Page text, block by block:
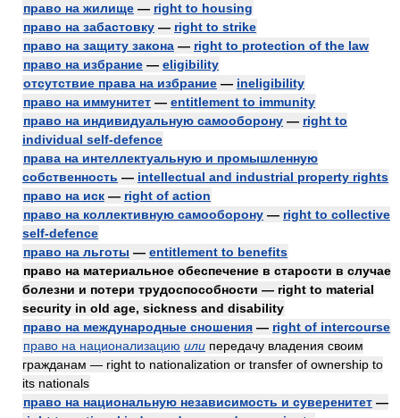
право на жилище — right to housing
право на забастовку — right to strike
право на защиту закона — right to protection of the law
право на избрание — eligibility
отсутствие права на избрание — ineligibility
право на иммунитет — entitlement to immunity
право на индивидуальную самооборону — right to
individual self-defence
права на интеллектуальную и промышленную
собственность — intellectual and industrial property rights
право на иск — right of action
право на коллективную самооборону — right to collective
self-defence
право на льготы — entitlement to benefits
право на материальное обеспечение в старости в случае
болезни и потери трудоспособности — right to material
security in old age, sickness and disability
право на международные сношения — right of intercourse
право на национализацию или передачу владения своим
гражданам — right to nationalization or transfer of ownership to
its nationals
право на национальную независимость и суверенитет —